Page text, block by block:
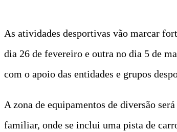
As atividades desportivas vão marcar
dia 26 de fevereiro e outra no dia 5 de
com o apoio das entidades e grupos
A zona de equipamentos de diversão
familiar, onde se inclui uma pista de